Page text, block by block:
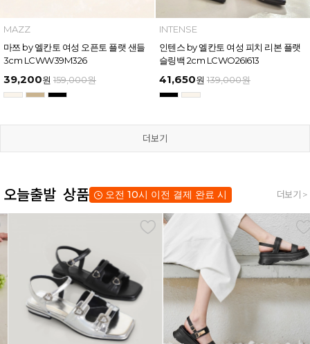
MAZZ
마쯔 by 엘칸토 여성 오픈토 플랫 샌들
3cm LCWW39M326
39,200원 159,000원
INTENSE
인텐스 by 엘칸토 여성 피치 리본 플랫
슬링백 2cm LCWO26I613
41,650원 139,000원
더보기
오늘출발 상품 오전 10시 이전 결제 완료 시 더보기 >